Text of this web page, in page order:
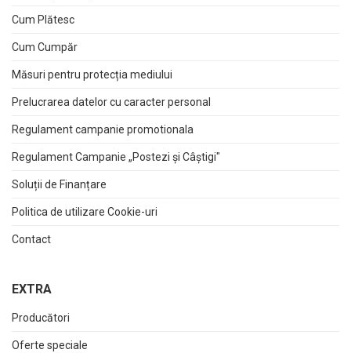
Cum Plătesc
Cum Cumpăr
Măsuri pentru protecția mediului
Prelucrarea datelor cu caracter personal
Regulament campanie promotionala
Regulament Campanie „Postezi și Câștigi"
Soluții de Finanțare
Politica de utilizare Cookie-uri
Contact
EXTRA
Producători
Oferte speciale